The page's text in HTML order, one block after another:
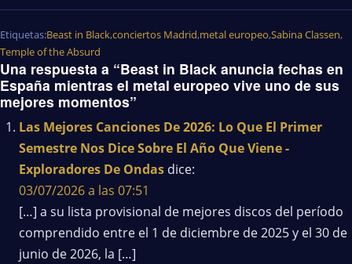
Etiquetas:Beast in Black,conciertos Madrid,metal europeo,Sabina Classen,
Temple of the Absurd
Una respuesta a “Beast in Black anuncia fechas en
España mientras el metal europeo vive uno de sus
mejores momentos”
Las Mejores Canciones De 2026: Lo Que El Primer
Semestre Nos Dice Sobre El Año Que Viene -
Exploradores De Ondas dice:
03/07/2026 a las 07:51
[…] a su lista provisional de mejores discos del período
comprendido entre el 1 de diciembre de 2025 y el 30 de
junio de 2026, la […]